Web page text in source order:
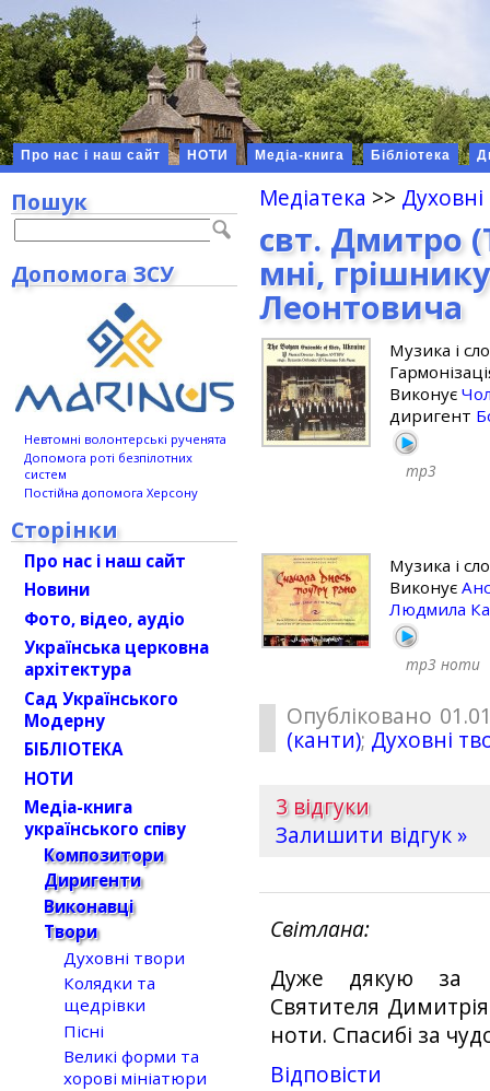
Про нас і наш сайт НОТИ Медіа-книга Бібліотека
Медіатека >>
свт. Дмитро
мні,
Леонтовича
Музика і
Виконує
диригент
mp3
Музика і
Виконує
Людмила
mp3 ноти
Опубліковано
(канти); Духовні
3 відгуки
Залишити відгук »
Світлана
Дуже дякую за
Святителя
ноти. Спасибі за
Відповіcти
Пошук
Допомога ЗСУ
Невтомні волонтерські рученята
Допомога роті безпілотних
систем
Постійна допомога Херсону
Сторінки
Про нас і наш сайт
Новини
Фото, відео, аудіо
Українська церковна
архітектура
Сад Українського
Модерну
БІБЛІОТЕКА
НОТИ
Медіа-книга
українського співу
Композитори
Диригенти
Виконавці
Твори
Духовні твори
Колядки та
щедрівки
Пісні
Великі форми та
хорові мініатюри